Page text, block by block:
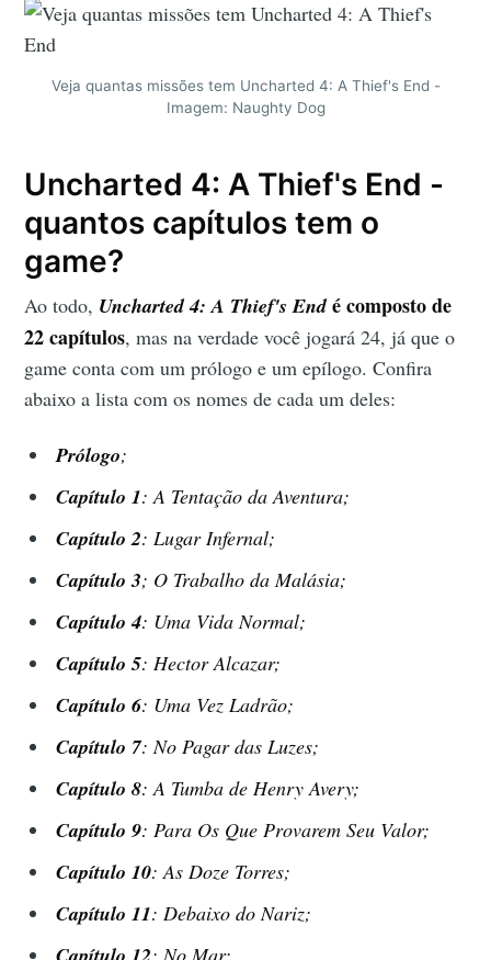
Veja quantas missões tem Uncharted 4: A Thief's End -
Imagem: Naughty Dog
Uncharted 4: A Thief's End -
quantos capítulos tem o
game?
Ao todo, Uncharted 4: A Thief's Endé composto de
22 capítulos, mas na verdade você jogará 24, já que o
game conta com um prólogo e um epílogo. Confira
abaixo a lista com os nomes de cada um deles:
Prólogo;
Capítulo 1: A Tentação da Aventura;
Capítulo 2: Lugar Infernal;
Capítulo 3; O Trabalho da Malásia;
Capítulo 4: Uma Vida Normal;
Capítulo 5: Hector Alcazar;
Capítulo 6: Uma Vez Ladrão;
Capítulo 7: No Pagar das Luzes;
Capítulo 8: A Tumba de Henry Avery;
Capítulo 9: Para Os Que Provarem Seu Valor;
Capítulo 10: As Doze Torres;
Capítulo 11: Debaixo do Nariz;
: No Mar;